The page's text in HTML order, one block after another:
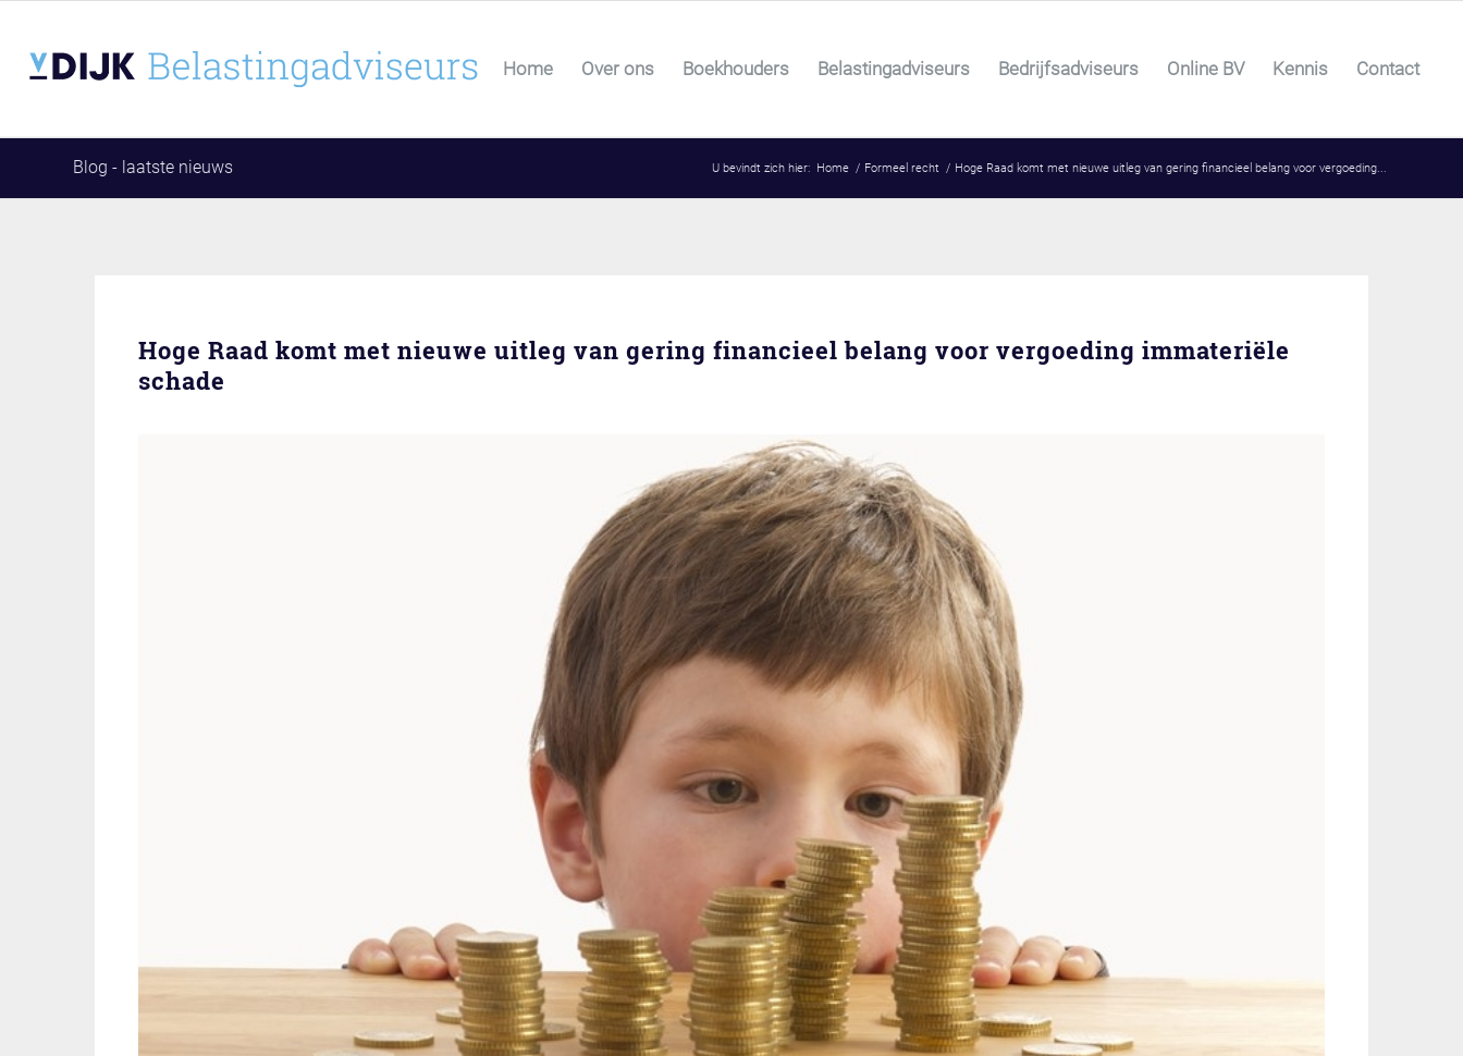
Home Over ons Boekhouders Belastingadviseurs Bedrijfsadviseurs Online BV Kennis Contact
Blog - laatste nieuws U bevindt zich hier: Home / Formeel recht / Hoge Raad komt met nieuwe uitleg van gering financieel belang voor vergoeding...
Hoge Raad komt met nieuwe uitleg van gering financieel belang voor vergoeding immateriële
schade